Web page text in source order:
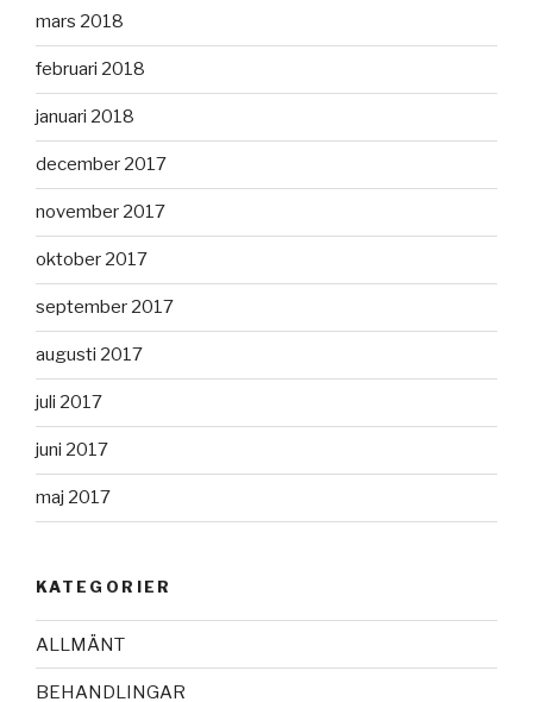
mars 2018
februari 2018
januari 2018
december 2017
november 2017
oktober 2017
september 2017
augusti 2017
juli 2017
juni 2017
maj 2017
KATEGORIER
ALLMÄNT
BEHANDLINGAR